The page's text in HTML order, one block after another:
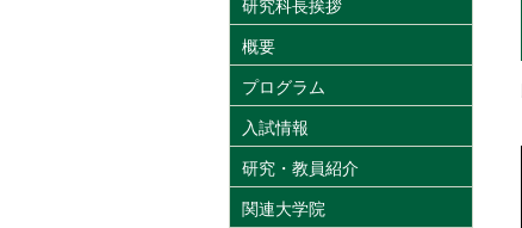
研究科長挨拶
概要
プログラム
入試情報
研究・教員紹介
関連大学院